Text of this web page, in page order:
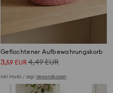
Geflochtener Aufbewahrungskorb
3,59 EUR4,49EUR
inkl. MwSt. / zzgl.Versandkosten